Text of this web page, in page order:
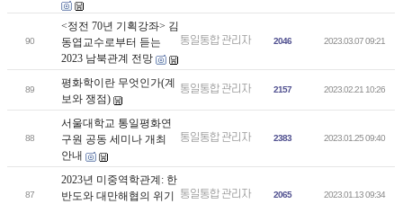
90
<정전 70년 기획강좌> 김
동엽교수로부터 듣는
2023 남북관계 전망
통일통합 관리자 2046 2023.03.07 09:21
89
평화학이란 무엇인가(계
보와 쟁점)
통일통합 관리자 2157 2023.02.21 10:26
88
서울대학교 통일평화연
구원 공동 세미나 개최
안내
통일통합 관리자 2383 2023.01.25 09:40
87
2023년 미중역학관계: 한
반도와 대만해협의 위기
통일통합 관리자 2065 2023.01.13 09:34